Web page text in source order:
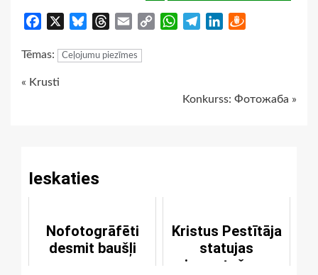
Facebook BlueskyThreads
Email
Copy
WhatsApp
TelegramLinkedIn
Tēmas: Ceļojumu piezīmes
Continue
« Krusti
Konkurss: Фотожаба »
Ieskaties
Nofotogrāfēti
desmit baušļi
Kristus Pestītāja
statujas
izmantošana